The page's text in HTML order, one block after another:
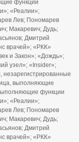
функции
«Реалии»;
Лев; Пономарев
Макаревич; Дудь;
Дмитрий
врачей»; «РКК»
и Закон»; «Дождь»;
узел»; «Insider»;
незарегистрированные
выполняющие
функции
«Реалии»;
Лев; Пономарев
Макаревич; Дудь;
Дмитрий
врачей»; «РКК»